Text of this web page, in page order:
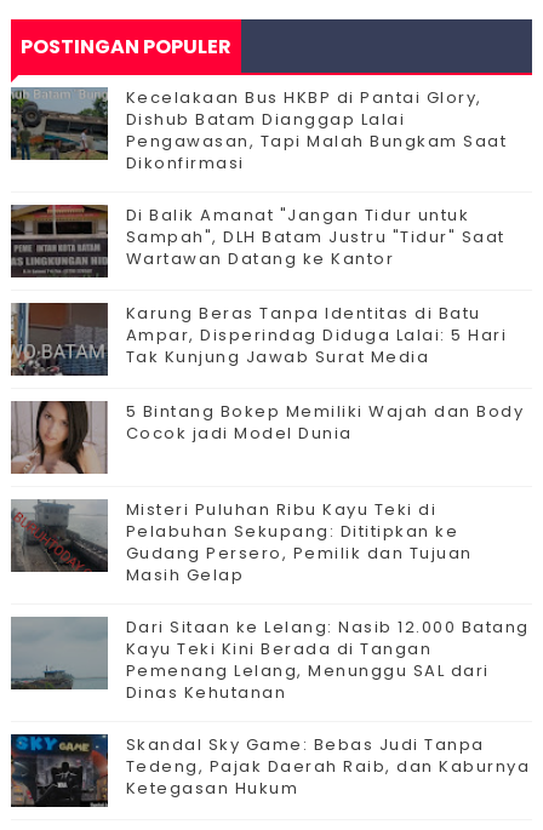
POSTINGAN POPULER
Kecelakaan Bus HKBP di Pantai Glory,
Dishub Batam Dianggap Lalai
Pengawasan, Tapi Malah Bungkam Saat
Dikonfirmasi
Di Balik Amanat "Jangan Tidur untuk
Sampah", DLH Batam Justru "Tidur" Saat
Wartawan Datang ke Kantor
Karung Beras Tanpa Identitas di Batu
Ampar, Disperindag Diduga Lalai: 5 Hari
Tak Kunjung Jawab Surat Media
5 Bintang Bokep Memiliki Wajah dan Body
Cocok jadi Model Dunia
Misteri Puluhan Ribu Kayu Teki di
Pelabuhan Sekupang: Dititipkan ke
Gudang Persero, Pemilik dan Tujuan
Masih Gelap
Dari Sitaan ke Lelang: Nasib 12.000 Batang
Kayu Teki Kini Berada di Tangan
Pemenang Lelang, Menunggu SAL dari
Dinas Kehutanan
Skandal Sky Game: Bebas Judi Tanpa
Tedeng, Pajak Daerah Raib, dan Kaburnya
Ketegasan Hukum